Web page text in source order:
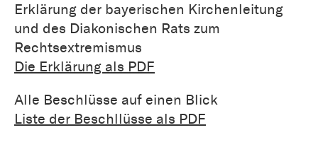
Erklärung der bayerischen Kirchenleitung
und des Diakonischen Rats zum
Rechtsextremismus
Die Erklärung als PDF
Alle Beschlüsse auf einen Blick
Liste der Beschllüsse als PDF